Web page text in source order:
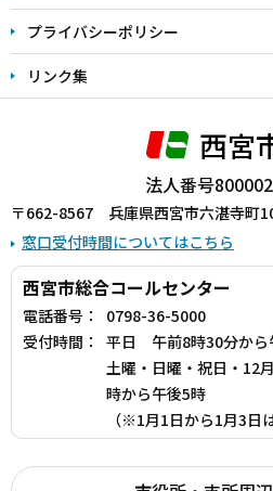
プライバシーポリシー
リンク集
西宮
法人番号
〒662-8567 兵庫県西宮市六湛寺町
窓口受付時間についてはこちら
西宮市総合コールセンター
電話番号：
0798-36-5000
受付時間：
平日 午前8時30分から
土曜・日曜・祝日・12
時から午後5時
（※1月1日から1月3日